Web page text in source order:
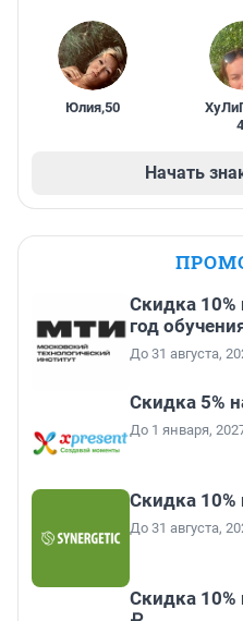
Юлия,50
Начать
Скидка
год
До 31 августа,
Скидка 5%
До 1 января,
Скидка 10%
До 31 августа,
Скидка 10%